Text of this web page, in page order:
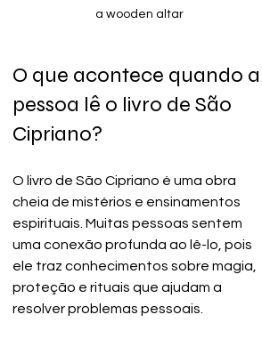
a wooden altar
O que acontece quando a
pessoa lê o livro de São
Cipriano?
O livro de São Cipriano é uma obra
cheia de mistérios e ensinamentos
espirituais. Muitas pessoas sentem
uma conexão profunda ao lê-lo, pois
ele traz conhecimentos sobre magia,
proteção e rituais que ajudam a
resolver problemas pessoais.